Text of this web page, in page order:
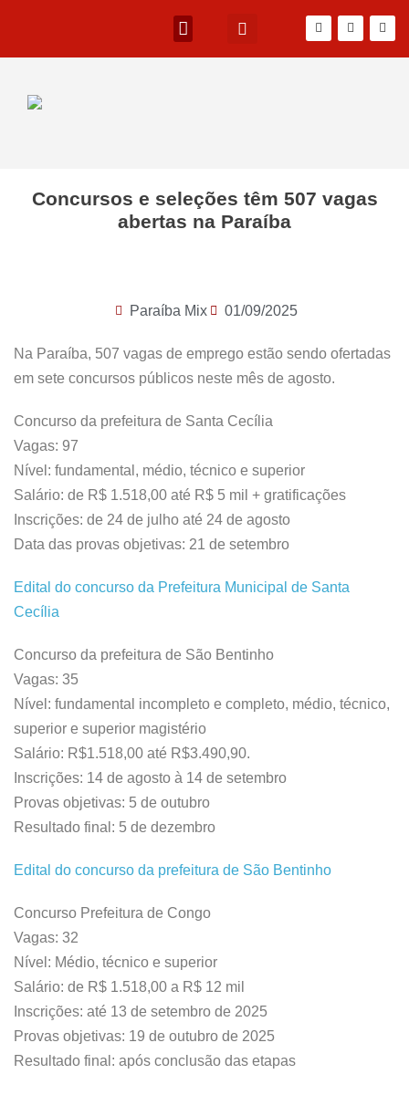
Concursos e seleções têm 507 vagas
abertas na Paraíba
Paraíba Mix 01/09/2025
Na Paraíba, 507 vagas de emprego estão sendo ofertadas
em sete concursos públicos neste mês de agosto.
Concurso da prefeitura de Santa Cecília
Vagas: 97
Nível: fundamental, médio, técnico e superior
Salário: de R$ 1.518,00 até R$ 5 mil + gratificações
Inscrições: de 24 de julho até 24 de agosto
Data das provas objetivas: 21 de setembro
Edital do concurso da Prefeitura Municipal de Santa
Cecília
Concurso da prefeitura de São Bentinho
Vagas: 35
Nível: fundamental incompleto e completo, médio, técnico,
superior e superior magistério
Salário: R$1.518,00 até R$3.490,90.
Inscrições: 14 de agosto à 14 de setembro
Provas objetivas: 5 de outubro
Resultado final: 5 de dezembro
Edital do concurso da prefeitura de São Bentinho
Concurso Prefeitura de Congo
Vagas: 32
Nível: Médio, técnico e superior
Salário: de R$ 1.518,00 a R$ 12 mil
Inscrições: até 13 de setembro de 2025
Provas objetivas: 19 de outubro de 2025
Resultado final: após conclusão das etapas